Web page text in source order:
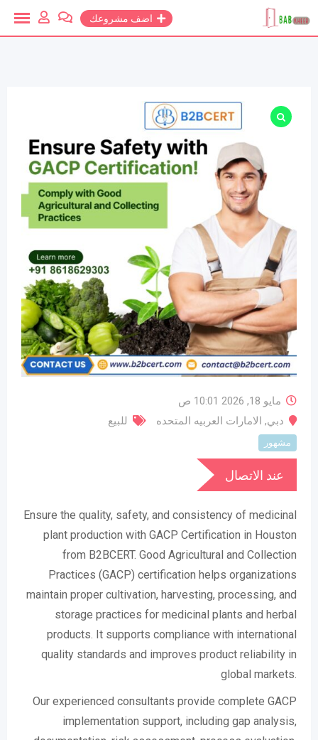
للمحتوي
اضف مشروعك
مايو 18, 2026 10:01 ص
دبي, الامارات العربيه المتحده للبيع
مشهور
عند الاتصال
Ensure the quality, safety, and consistency of medicinal
plant production with GACP Certification in Houston
from B2BCERT. Good Agricultural and Collection
Practices (GACP) certification helps organizations
maintain proper cultivation, harvesting, processing, and
storage practices for medicinal plants and herbal
products. It supports compliance with international
quality standards and improves product reliability in
global markets.
Our experienced consultants provide complete GACP
implementation support, including gap analysis,